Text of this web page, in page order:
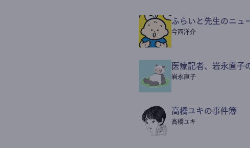
ふらいと先生のニュ
今西洋介
医療記者、岩永直子
岩永直子
高橋ユキの事件簿
高橋ユキ